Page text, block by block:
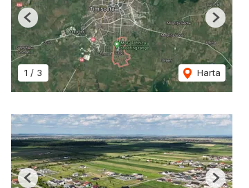
1 / 3 Harta
Previous Next
Previous Next